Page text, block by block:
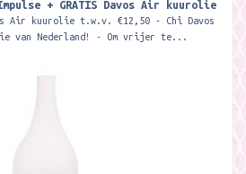
+ GRATIS Davos Air kuurolie
Air kuurolie t.w.v. €12,50 - Chi Davos
van Nederland! - Om vrijer te...